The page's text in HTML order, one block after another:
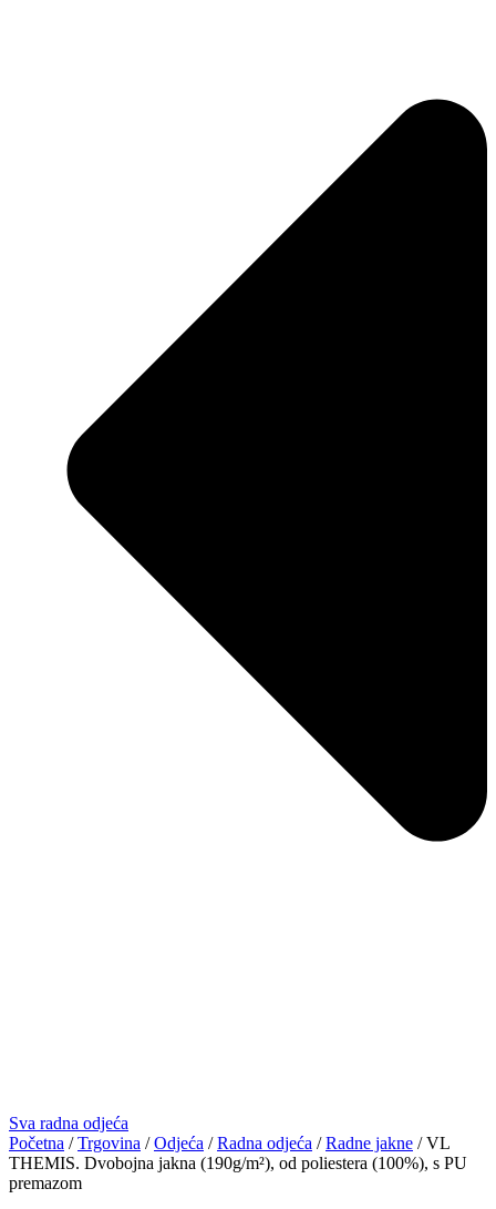
Sva radna odjeća
Početna /Trgovina /Odjeća /Radna odjeća /Radne jakne / VL
THEMIS. Dvobojna jakna (190g/m²), od poliestera (100%), s PU
premazom